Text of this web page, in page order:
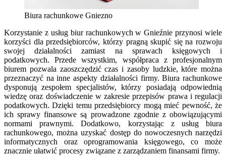
Biura rachunkowe Gniezno
Korzystanie z usług biur rachunkowych w Gnieźnie przynosi wiele
korzyści dla przedsiębiorców, którzy pragną skupić się na rozwoju
swojej działalności zamiast na sprawach księgowych i
podatkowych. Przede wszystkim, współpraca z profesjonalnym
biurem pozwala zaoszczędzić czas i zasoby ludzkie, które można
przeznaczyć na inne aspekty działalności firmy. Biura rachunkowe
dysponują zespołem specjalistów, którzy posiadają odpowiednią
wiedzę oraz doświadczenie w zakresie przepisów prawa i regulacji
podatkowych. Dzięki temu przedsiębiorcy mogą mieć pewność, że
ich sprawy finansowe są prowadzone zgodnie z obowiązującymi
normami prawnymi. Dodatkowo, korzystając z usług biura
rachunkowego, można uzyskać dostęp do nowoczesnych narzędzi
informatycznych oraz oprogramowania księgowego, co może
znacznie ułatwić procesy związane z zarządzaniem finansami firmy.